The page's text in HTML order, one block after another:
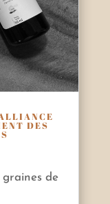
DES
graines de